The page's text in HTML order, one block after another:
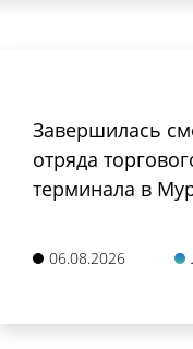
Завершилась
отряда
терминала в
06.08.2026